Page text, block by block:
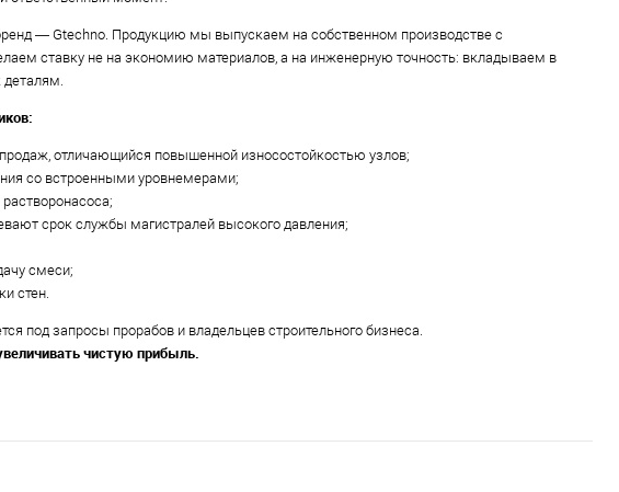
— Gtechno. Продукцию мы выпускаем на собственном производстве с
ставку не на экономию материалов, а на инженерную точность: вкладываем в
деталям.
отличающийся повышенной износостойкостью узлов;
со встроенными уровнемерами;
срок службы магистралей высокого давления;
смеси;
стен.
под запросы прорабов и владельцев строительного бизнеса.
чистую прибыль.